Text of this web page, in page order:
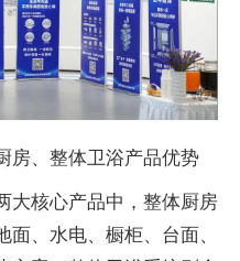
房、整体卫浴产品优势
大核心产品中，整体厨房
、水电、橱柜、 台面、